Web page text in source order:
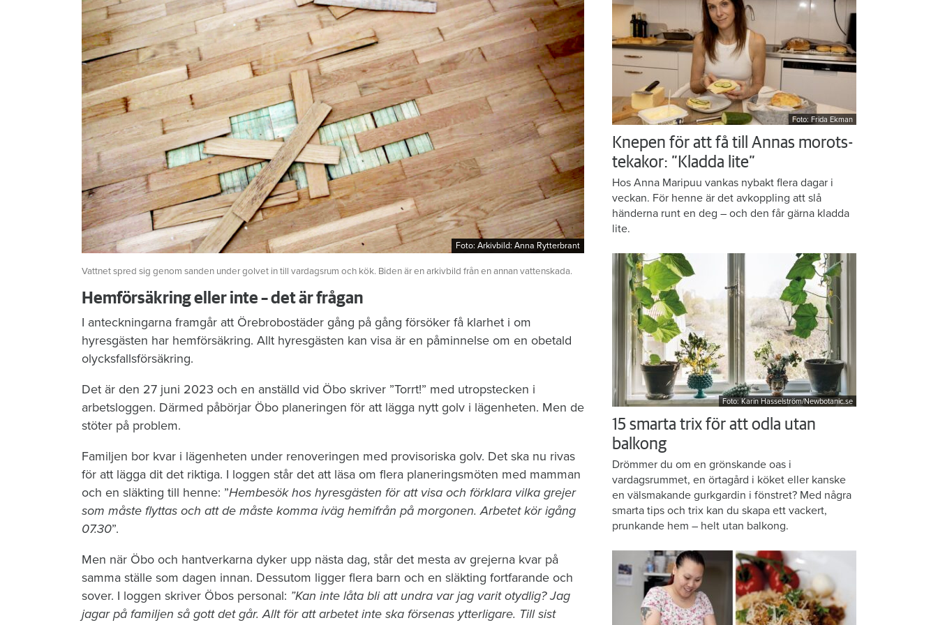
Foto: Arkivbild: Anna Rytterbrant
Foto: Arkivbild: Anna Rytterbrant
Vattnet spred sig genom sanden under golvet in till vardagsrum och kök. Biden är en arkivbild från en annan vattenskada.
Hemförsäkring eller inte – det är frågan
I anteckningarna framgår att Örebrobostäder gång på gång försöker få klarhet i om
hyresgästen har hemförsäkring. Allt hyresgästen kan visa är en påminnelse om en obetald
olycksfallsförsäkring.
Det är den 27 juni 2023 och en anställd vid Öbo skriver ”Torrt!” med utropstecken i
arbetsloggen. Därmed påbörjar Öbo planeringen för att lägga nytt golv i lägenheten. Men de
stöter på problem.
Familjen bor kvar i lägenheten under renoveringen med provisoriska golv. Det ska nu rivas
för att lägga dit det riktiga. I loggen står det att läsa om flera planeringsmöten med mamman
och en släkting till henne: ”Hembesök hos hyresgästen för att visa och förklara vilka grejer
som måste flyttas och att de måste komma iväg hemifrån på morgonen. Arbetet kör igång
07.30”.
Men när Öbo och hantverkarna dyker upp nästa dag, står det mesta av grejerna kvar på
samma ställe som dagen innan. Dessutom ligger flera barn och en släkting fortfarande och
sover. I loggen skriver Öbos personal: ”Kan inte låta bli att undra var jag varit otydlig? Jag
jagar på familjen så gott det går. Allt för att arbetet inte ska försenas ytterligare. Till sist
Foto: Frida Ekman
Knepen för att få till Annas morots-
tekakor: ”Kladda lite”
Hos Anna Maripuu vankas nybakt flera dagar i
veckan. För henne är det avkoppling att slå
händerna runt en deg – och den får gärna kladda
lite.
Foto: Karin Hasselström/Newbotanic.se
15 smarta trix för att odla utan
balkong
Drömmer du om en grönskande oas i
vardagsrummet, en örtagård i köket eller kanske
en välsmakande gurkgardin i fönstret? Med några
smarta tips och trix kan du skapa ett vackert,
prunkande hem – helt utan balkong.